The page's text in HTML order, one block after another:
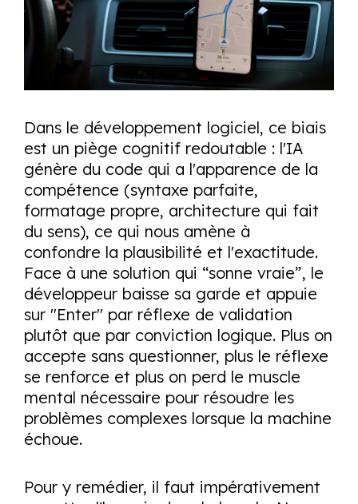
Dans le développement logiciel, ce biais
est un piège cognitif redoutable : l'IA
génère du code qui a l'apparence de la
compétence (syntaxe parfaite,
formatage propre, architecture qui fait
du sens), ce qui nous amène à
confondre la plausibilité et l'exactitude.
Face à une solution qui “sonne vraie”, le
développeur baisse sa garde et appuie
sur "Enter" par réflexe de validation
plutôt que par conviction logique. Plus on
accepte sans questionner, plus le réflexe
se renforce et plus on perd le muscle
mental nécessaire pour résoudre les
problèmes complexes lorsque la machine
échoue.
Pour y remédier, il faut impérativement